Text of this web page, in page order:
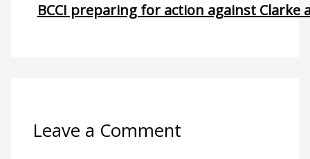
BCCI preparing for action against
Leave a Comment